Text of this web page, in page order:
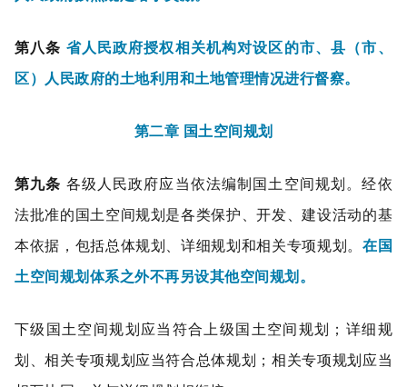
第八条 省人民政府授权相关机构对设区的市、县（市、
区）人民政府的土地利用和土地管理情况进行督察。
第二章 国土空间规划
第九条 各级人民政府应当依法编制国土空间规划。经依
法批准的国土空间规划是各类保护、开发、建设活动的基
本依据，包括总体规划、详细规划和相关专项规划。 在国
土空间规划体系之外不再另设其他空间规划。
下级国土空间规划应当符合上级国土空间规划；详细规
划、相关专项规划应当符合总体规划；相关专项规划应当